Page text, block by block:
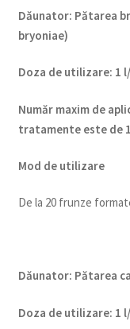
Dăunator: Pătarea
bryoniae)
Doza de utilizare: 1
Număr maxim de
tratamente este de
Mod de utilizare
De la 20 frunze
Dăunator: Pătarea
Doza de utilizare: 1